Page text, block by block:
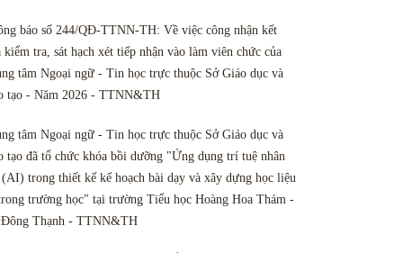
báo số 244/QĐ-TTNN-TH: Về việc công nhận kết
kiểm tra, sát hạch xét tiếp nhận vào làm viên chức của
tâm Ngoại ngữ - Tin học trực thuộc Sở Giáo dục và
tạo - Năm 2026 - TTNN&TH
tâm Ngoại ngữ - Tin học trực thuộc Sở Giáo dục và
tạo đã tổ chức khóa bồi dưỡng "Ứng dụng trí tuệ nhân
(AI) trong thiết kế kế hoạch bài dạy và xây dựng học liệu
trường học" tại trường Tiểu học Hoàng Hoa Thám -
Thạnh - TTNN&TH